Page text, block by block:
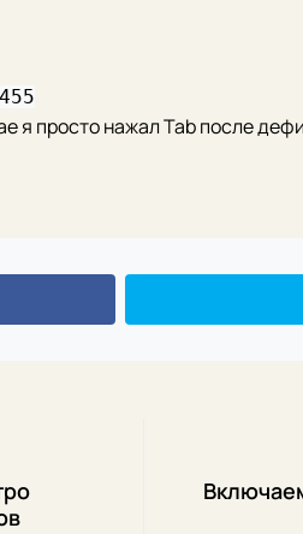
я просто нажал Tab после